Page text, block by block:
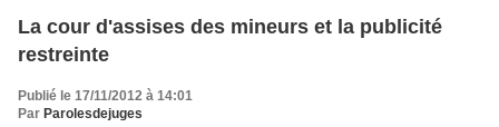
La cour d'assises des mineurs et la publicité
restreinte
Publié le 17/11/2012 à 14:01
Par Parolesdejuges